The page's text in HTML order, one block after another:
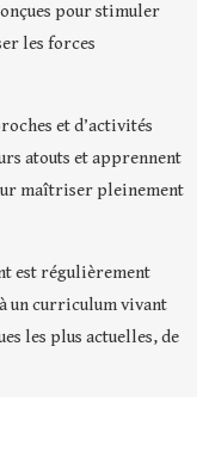
pour stimuler
les forces
et d’activités
atouts et apprennent
maîtriser pleinement
est régulièrement
un curriculum vivant
les plus actuelles, de